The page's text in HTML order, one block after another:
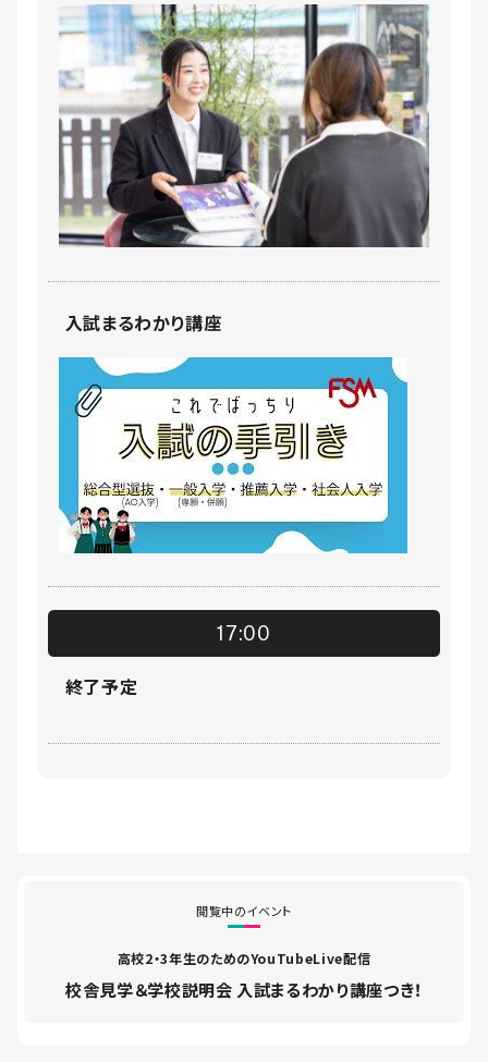
閲覧中のイベント
高校2・3年生のためのYouTubeLive配信
校舎見学＆学校説明会 入試まるわかり講座つき！
入試まるわかり講座
17:00
終了予定